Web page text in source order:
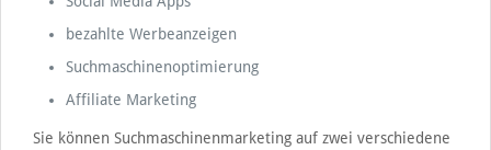
bezahlte Werbeanzeigen
Suchmaschinenoptimierung
Affiliate Marketing
Sie können Suchmaschinenmarketing auf zwei verschiedene